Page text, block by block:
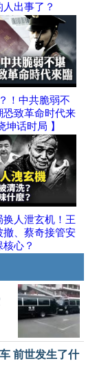
人出事了？
！中共脆弱不
恐致革命时代来
坤话时局 】
换人泄玄机！王
撤、蔡奇接管安
核心？
前世发生了什